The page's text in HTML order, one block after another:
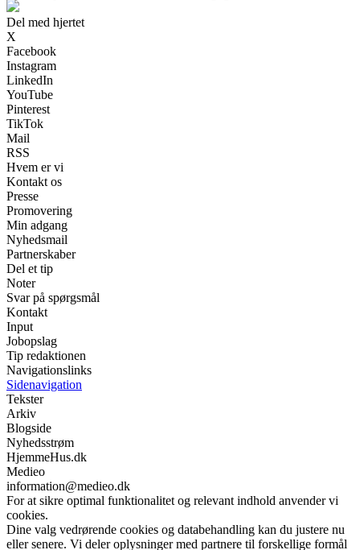
Del med hjertet
X
Facebook
Instagram
LinkedIn
YouTube
Pinterest
TikTok
Mail
RSS
Hvem er vi
Kontakt os
Presse
Promovering
Min adgang
Nyhedsmail
Partnerskaber
Del et tip
Noter
Svar på spørgsmål
Kontakt
Input
Jobopslag
Tip redaktionen
Navigationslinks
Sidenavigation
Tekster
Arkiv
Blogside
Nyhedsstrøm
HjemmeHus.dk
Medieo
information@medieo.dk
For at sikre optimal funktionalitet og relevant indhold anvender vi
cookies.
Dine valg vedrørende cookies og databehandling kan du justere nu
eller senere. Vi deler oplysninger med partnere til forskellige formål